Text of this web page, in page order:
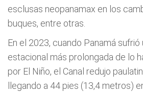
esclusas neopanamax en los
buques, entre otras.
En el 2023, cuando Panamá sufrió
estacional más prolongada de lo
por El Niño, el Canal redujo
llegando a 44 pies (13,4 metros)